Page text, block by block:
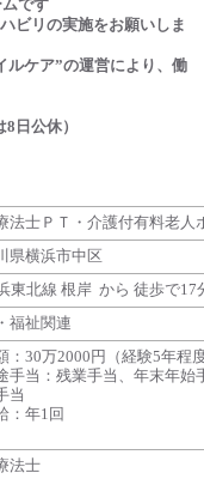
です
ビリの実施をお願いしま
ルケア”の運営により、働
日公休）
法士ＰＴ・介護付有料老人
県横浜市中区
東北線 根岸 から 徒歩で17
福祉関連
：30万2000円（経験5年程
手当：残業手当、年末年始
当
：年1回
法士